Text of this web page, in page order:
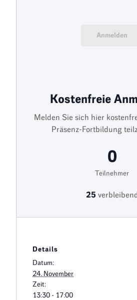
Kostenfreie
Melden Sie sich hier
Präsenz-Fortbildung
0
Teilnehmer
25
Anmelden
Details
Datum:
24. November
Zeit:
13:30 - 17:00